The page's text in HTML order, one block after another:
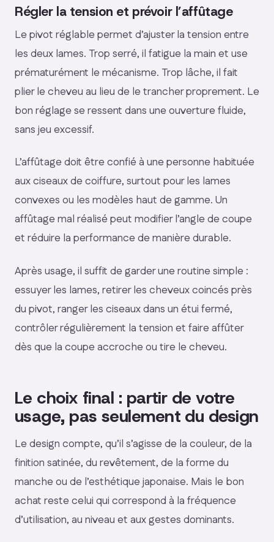
Régler la tension et prévoir l’affûtage
Le pivot réglable permet d’ajuster la tension entre
les deux lames. Trop serré, il fatigue la main et use
prématurément le mécanisme. Trop lâche, il fait
plier le cheveu au lieu de le trancher proprement. Le
bon réglage se ressent dans une ouverture fluide,
sans jeu excessif.
L’affûtage doit être confié à une personne habituée
aux ciseaux de coiffure, surtout pour les lames
convexes ou les modèles haut de gamme. Un
affûtage mal réalisé peut modifier l’angle de coupe
et réduire la performance de manière durable.
Après usage, il suffit de garder une routine simple :
essuyer les lames, retirer les cheveux coincés près
du pivot, ranger les ciseaux dans un étui fermé,
contrôler régulièrement la tension et faire affûter
dès que la coupe accroche ou tire le cheveu.
Le choix final : partir de votre
usage, pas seulement du design
Le design compte, qu’il s’agisse de la couleur, de la
finition satinée, du revêtement, de la forme du
manche ou de l’esthétique japonaise. Mais le bon
achat reste celui qui correspond à la fréquence
d’utilisation, au niveau et aux gestes dominants.